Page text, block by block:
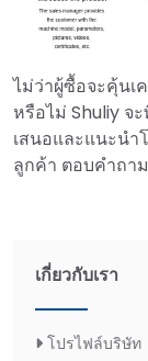
ไม่ว่าผู้ซื้อจะคุ้นเ
หรือไม่ Shuliy จ
เสนอและแนะนำ
ลูกค้า ตอบคำถา
เกี่ยวกับเรา
โปรไฟล์บริษัท